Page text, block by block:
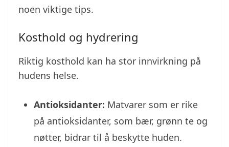
noen viktige tips.
Kosthold og hydrering
Riktig kosthold kan ha stor innvirkning på
hudens helse.
Antioksidanter: Matvarer som er rike
på antioksidanter, som bær, grønn te og
nøtter, bidrar til å beskytte huden.